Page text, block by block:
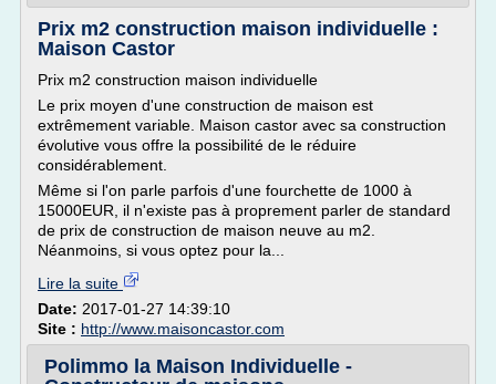
Prix m2 construction maison individuelle :
Maison Castor
Prix m2 construction maison individuelle
Le prix moyen d'une construction de maison est
extrêmement variable. Maison castor avec sa construction
évolutive vous offre la possibilité de le réduire
considérablement.
Même si l'on parle parfois d'une fourchette de 1000 à
15000EUR, il n'existe pas à proprement parler de standard
de prix de construction de maison neuve au m2.
Néanmoins, si vous optez pour la...
Lire la suite
Date: 2017-01-27 14:39:10
Site : http://www.maisoncastor.com
Polimmo la Maison Individuelle -